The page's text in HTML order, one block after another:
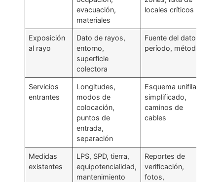
evacuación,
materiales
locales críticos
Exposición
al rayo
Dato de rayos,
entorno,
superficie
colectora
Fuente del dato,
período, método
Servicios
entrantes
Longitudes,
modos de
colocación,
puntos de
entrada,
separación
Esquema unifilar
simplificado,
caminos de
cables
Medidas
existentes
LPS, SPD, tierra,
equipotencialidad,
mantenimiento
Reportes de
verificación,
fotos,